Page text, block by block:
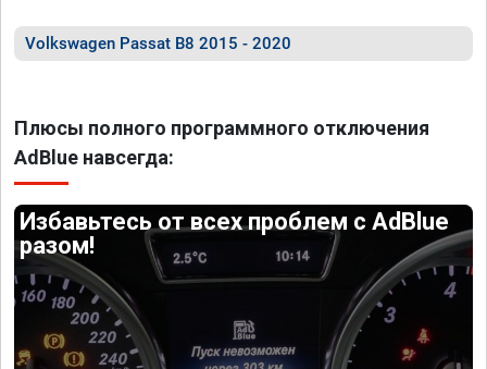
Volkswagen Passat B8 2015 - 2020
Плюсы полного программного отключения
AdBlue навсегда:
Избавьтесь от всех проблем с AdBlue
разом!